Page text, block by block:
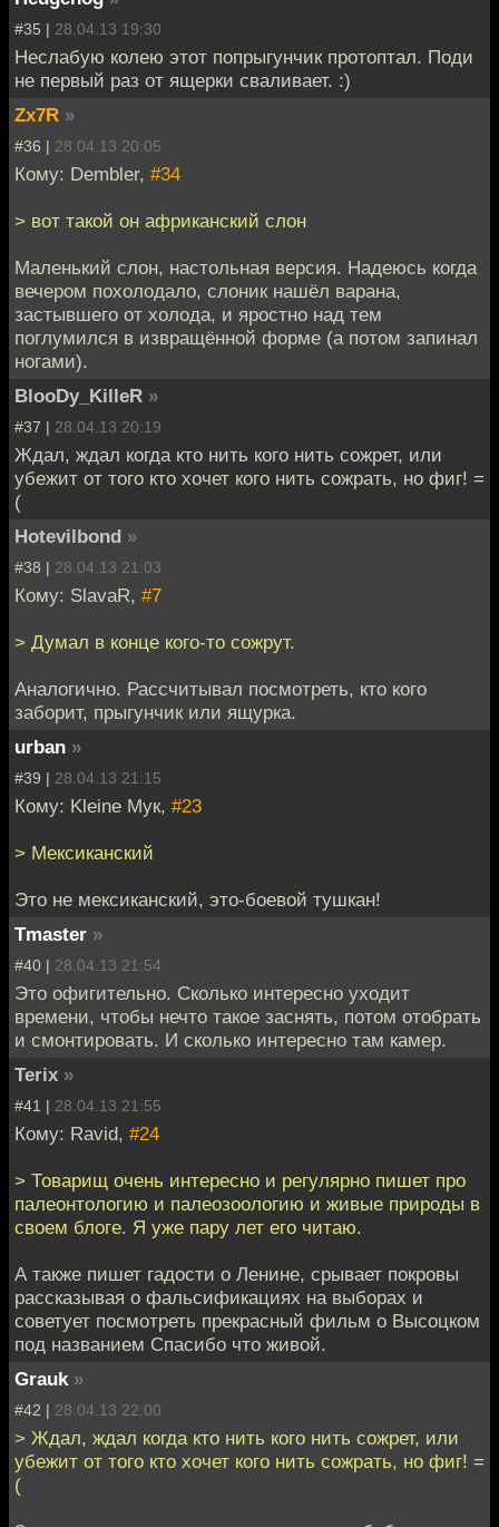
#35 | 28.04.13 19:30
Неслабую колею этот попрыгунчик протоптал. Поди
не первый раз от ящерки сваливает. :)
Zx7R »
#36 | 28.04.13 20:05
Кому: Dembler, #34
> вот такой он африканский слон
Маленький слон, настольная версия. Надеюсь когда
вечером похолодало, слоник нашёл варана,
застывшего от холода, и яростно над тем
поглумился в извращённой форме (а потом запинал
ногами).
BlooDy_KilleR »
#37 | 28.04.13 20:19
Ждал, ждал когда кто нить кого нить сожрет, или
убежит от того кто хочет кого нить сожрать, но фиг! =
(
Hotevilbond »
#38 | 28.04.13 21:03
Кому: SlavaR, #7
> Думал в конце кого-то сожрут.
Аналогично. Рассчитывал посмотреть, кто кого
заборит, прыгунчик или ящурка.
urban »
#39 | 28.04.13 21:15
Кому: Kleine Мук, #23
> Мексиканский
Это не мексиканский, это-боевой тушкан!
Tmaster »
#40 | 28.04.13 21:54
Это офигительно. Сколько интересно уходит
времени, чтобы нечто такое заснять, потом отобрать
и смонтировать. И сколько интересно там камер.
Terix »
#41 | 28.04.13 21:55
Кому: Ravid, #24
> Товарищ очень интересно и регулярно пишет про
палеонтологию и палеозоологию и живые природы в
своем блоге. Я уже пару лет его читаю.
А также пишет гадости о Ленине, срывает покровы
рассказывая о фальсификациях на выборах и
советует посмотреть прекрасный фильм о Высоцком
под названием Спасибо что живой.
Grauk »
#42 | 28.04.13 22:00
> Ждал, ждал когда кто нить кого нить сожрет, или
убежит от того кто хочет кого нить сожрать, но фиг! =
(